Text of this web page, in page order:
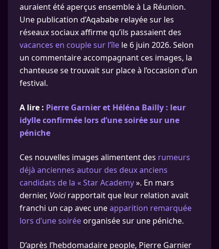
auraient été aperçus ensemble à La Réunion.
Une publication d’Aqababe relayée sur les
réseaux sociaux affirme qu’ils passaient des
vacances en couple sur l’île le 6 juin 2026. Selon
un commentaire accompagnant ces images, la
chanteuse se trouvait sur place à l’occasion d’un
festival.
A lire : Pierre Garnier et Héléna Bailly : leur
idylle confirmée lors d’une soirée sur une
péniche
Ces nouvelles images alimentent des rumeurs
déjà anciennes autour des deux anciens
candidats de la « Star Academy». En mars
dernier, Voicirapportait que leur relation avait
franchi un cap avec uneapparition remarquée
lors d’une soirée organisée sur une péniche.
D’après l’hebdomadaire people, Pierre Garnier